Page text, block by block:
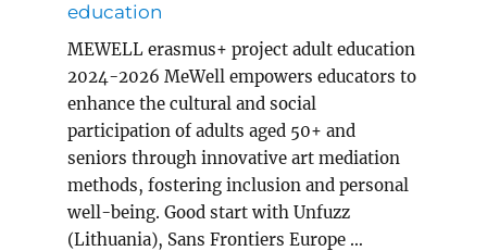
education
MEWELL erasmus+ project adult education
2024-2026 MeWell empowers educators to
enhance the cultural and social
participation of adults aged 50+ and
seniors through innovative art mediation
methods, fostering inclusion and personal
well-being. Good start with Unfuzz
(Lithuania), Sans Frontiers Europe …